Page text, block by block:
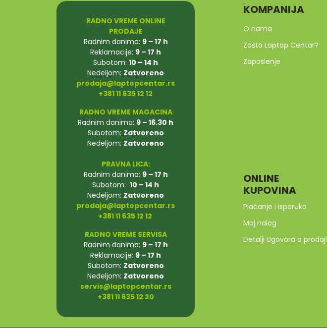
RADNO VREME ONLINE
PRODAJE
Radnim danima: 9 – 17 h
Reklamacije: 9 – 17 h
Subotom: 10 – 14 h
Nedeljom: Zatvoreno
prodaja@laptopcentar.rs
+381 11 635 12 12
RADNO VREME MAGACINA
Radnim danima: 9 – 16.30 h
Subotom: Zatvoreno
Nedeljom: Zatvoreno
PRAVNA LICA:
Radnim danima: 9 – 17 h
Subotom: 10 – 14 h
Nedeljom: Zatvoreno
prodaja@laptopcentar.rs
+381 11 635 12 12
RADNO VREME SERVISA
Radnim danima: 9 – 17 h
Reklamacije: 9 – 17 h
Subotom: Zatvoreno
Nedeljom: Zatvoreno
servis@laptopcentar.rs
+381 11 635 12 20
KOMPANIJA
O nama
Zašto Laptop Centar?
Zaposlenje
ONLINE
KUPOVINA
Plaćanje i isporuka
Moj nalog
Detalji Ugovora o prodaji